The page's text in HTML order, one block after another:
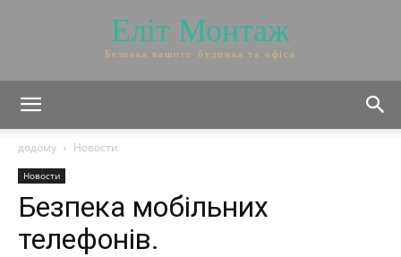
Еліт Монтаж
Безпека вашого будинка та офіса
додому Новости
Новости
Безпека мобільних
телефонів.